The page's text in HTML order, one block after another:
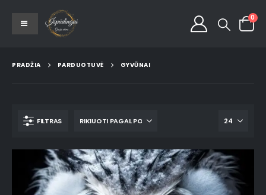
0
PRADŽIA PARDUOTUVĖ GYVŪNAI
FILTRAS